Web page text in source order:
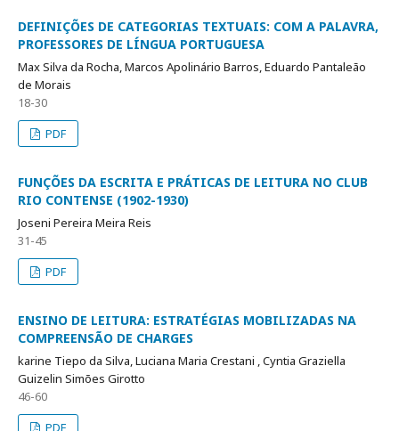
DEFINIÇÕES DE CATEGORIAS TEXTUAIS: COM A PALAVRA,
PROFESSORES DE LÍNGUA PORTUGUESA
Max Silva da Rocha, Marcos Apolinário Barros, Eduardo Pantaleão
de Morais
18-30
PDF
FUNÇÕES DA ESCRITA E PRÁTICAS DE LEITURA NO CLUB
RIO CONTENSE (1902-1930)
Joseni Pereira Meira Reis
31-45
PDF
ENSINO DE LEITURA: ESTRATÉGIAS MOBILIZADAS NA
COMPREENSÃO DE CHARGES
karine Tiepo da Silva, Luciana Maria Crestani , Cyntia Graziella
Guizelin Simões Girotto
46-60
PDF